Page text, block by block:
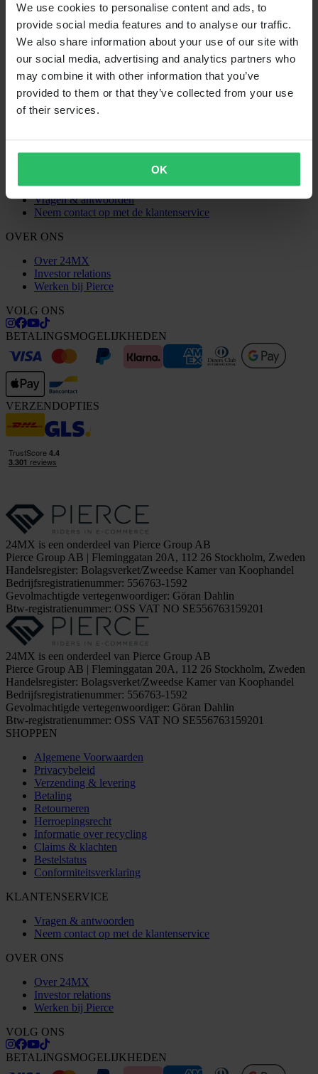
We use cookies to personalise content and ads, to
provide social media features and to analyse our traffic.
We also share information about your use of our site with
our social media, advertising and analytics partners who
may combine it with other information that you’ve
provided to them or that they’ve collected from your use
of their services.
OK
SHOPPEN
Algemene Voorwaarden
Privacybeleid
Verzending & levering
Betaling
Retourneren
Herroepingsrecht
Informatie over recycling
Conformiteitsverklaring
Vragen & antwoorden
Neem contact op met de klantenservice
OVER ONS
Over 24MX
Investor relations
Werken bij Pierce
VOLG ONS
BETALINGSMOGELIJKHEDEN
VERZENDOPTIES
24MX is een onderdeel van Pierce Group AB
Pierce Group AB | Fleminggatan 20A, 112 26 Stockholm, Zweden
Handelsregister: Bolagsverket/Zweedse Kamer van Koophandel
Bedrijfsregistratienummer: 556763-1592
Gevolmachtigde vertegenwoordiger: Göran Dahlin
Btw-registratienummer: OSS VAT NO SE556763159201
24MX is een onderdeel van Pierce Group AB
Pierce Group AB | Fleminggatan 20A, 112 26 Stockholm, Zweden
Handelsregister: Bolagsverket/Zweedse Kamer van Koophandel
Bedrijfsregistratienummer: 556763-1592
Gevolmachtigde vertegenwoordiger: Göran Dahlin
Btw-registratienummer: OSS VAT NO SE556763159201
SHOPPEN
Algemene Voorwaarden
Privacybeleid
Verzending & levering
Betaling
Retourneren
Herroepingsrecht
Informatie over recycling
Claims & klachten
Bestelstatus
Conformiteitsverklaring
KLANTENSERVICE
Vragen & antwoorden
Neem contact op met de klantenservice
OVER ONS
Over 24MX
Investor relations
Werken bij Pierce
VOLG ONS
BETALINGSMOGELIJKHEDEN